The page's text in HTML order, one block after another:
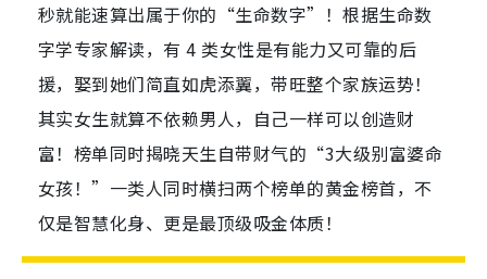
秒就能速算出属于你的“生命数字”！根据生命数
字学专家解读，有 4 类女性是有能力又可靠的后
援，娶到她们简直如虎添翼，带旺整个家族运势！
其实女生就算不依赖男人，自己一样可以创造财
富！榜单同时揭晓天生自带财气的“3大级别富婆命
女孩！”一类人同时横扫两个榜单的黄金榜首，不
仅是智慧化身、更是最顶级吸金体质！